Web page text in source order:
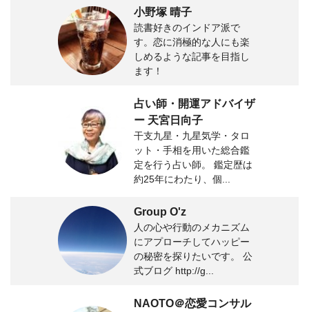
小野塚 晴子
読書好きのインドア派で
す。恋に消極的な人にも楽
しめるような記事を目指し
ます！
占い師・開運アドバイザ
ー 天宮日向子
干支九星・九星気学・タロ
ット・手相を用いた総合鑑
定を行う占い師。 鑑定歴は
約25年にわたり、個...
Group O'z
人の心や行動のメカニズム
にアプローチしてハッピー
の秘密を探りたいです。 公
式ブログ http://g...
NAOTO＠恋愛コンサル